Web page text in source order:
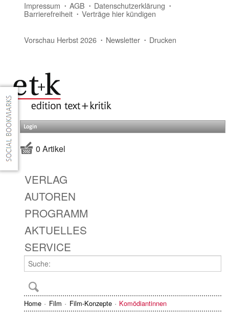
Impressum AGB Datenschutzerklärung
Barrierefreiheit Verträge hier kündigen
Vorschau Herbst 2026 Newsletter Drucken
Login
0 Artikel
VERLAG
AUTOREN
PROGRAMM
AKTUELLES
SERVICE
Home Film Film-Konzepte Komödiantinnen